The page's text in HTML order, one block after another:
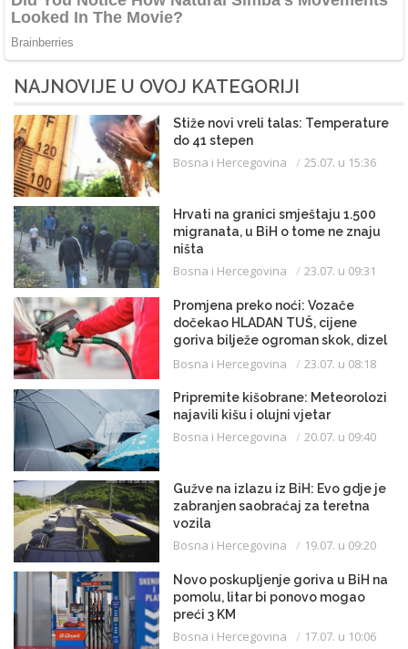
NAJNOVIJE U OVOJ KATEGORIJI
Stiže novi vreli talas: Temperature
do 41 stepen
Bosna i Hercegovina 25.07. u 15:36
Hrvati na granici smještaju 1.500
migranata, u BiH o tome ne znaju
ništa
Bosna i Hercegovina 23.07. u 09:31
Promjena preko noći: Vozače
dočekao HLADAN TUŠ, cijene
goriva bilježe ogroman skok, dizel
uveliko prešao 3,20 KM
Bosna i Hercegovina 23.07. u 08:18
Pripremite kišobrane: Meteorolozi
najavili kišu i olujni vjetar
Bosna i Hercegovina 20.07. u 09:40
Gužve na izlazu iz BiH: Evo gdje je
zabranjen saobraćaj za teretna
vozila
Bosna i Hercegovina 19.07. u 09:20
Novo poskupljenje goriva u BiH na
pomolu, litar bi ponovo mogao
preći 3 KM
Bosna i Hercegovina 17.07. u 10:06